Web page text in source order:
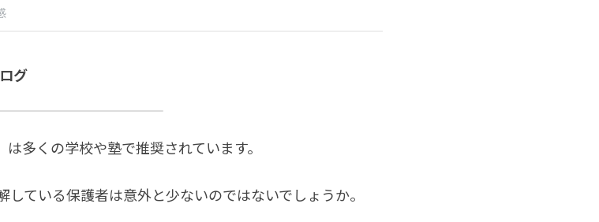
グ
多くの学校や塾で推奨されています。
ている保護者は意外と少ないのではないでしょうか。